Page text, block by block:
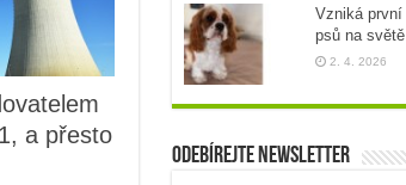
a přesto
Vzniká první
psů na světě
2. 4. 2026
Odebírejte newsletter